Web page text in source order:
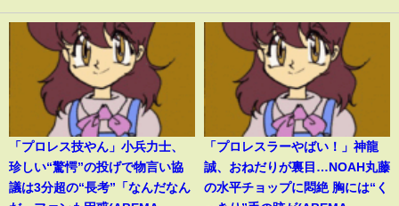
「プロレス技やん」小兵力士、
珍しい“驚愕”の投げで物言い協
議は3分超の“長考”「なんだなん
「プロレスラーやばい！」神龍
誠、おねだりが裏目…NOAH丸藤
の水平チョップに悶絶 胸には“く